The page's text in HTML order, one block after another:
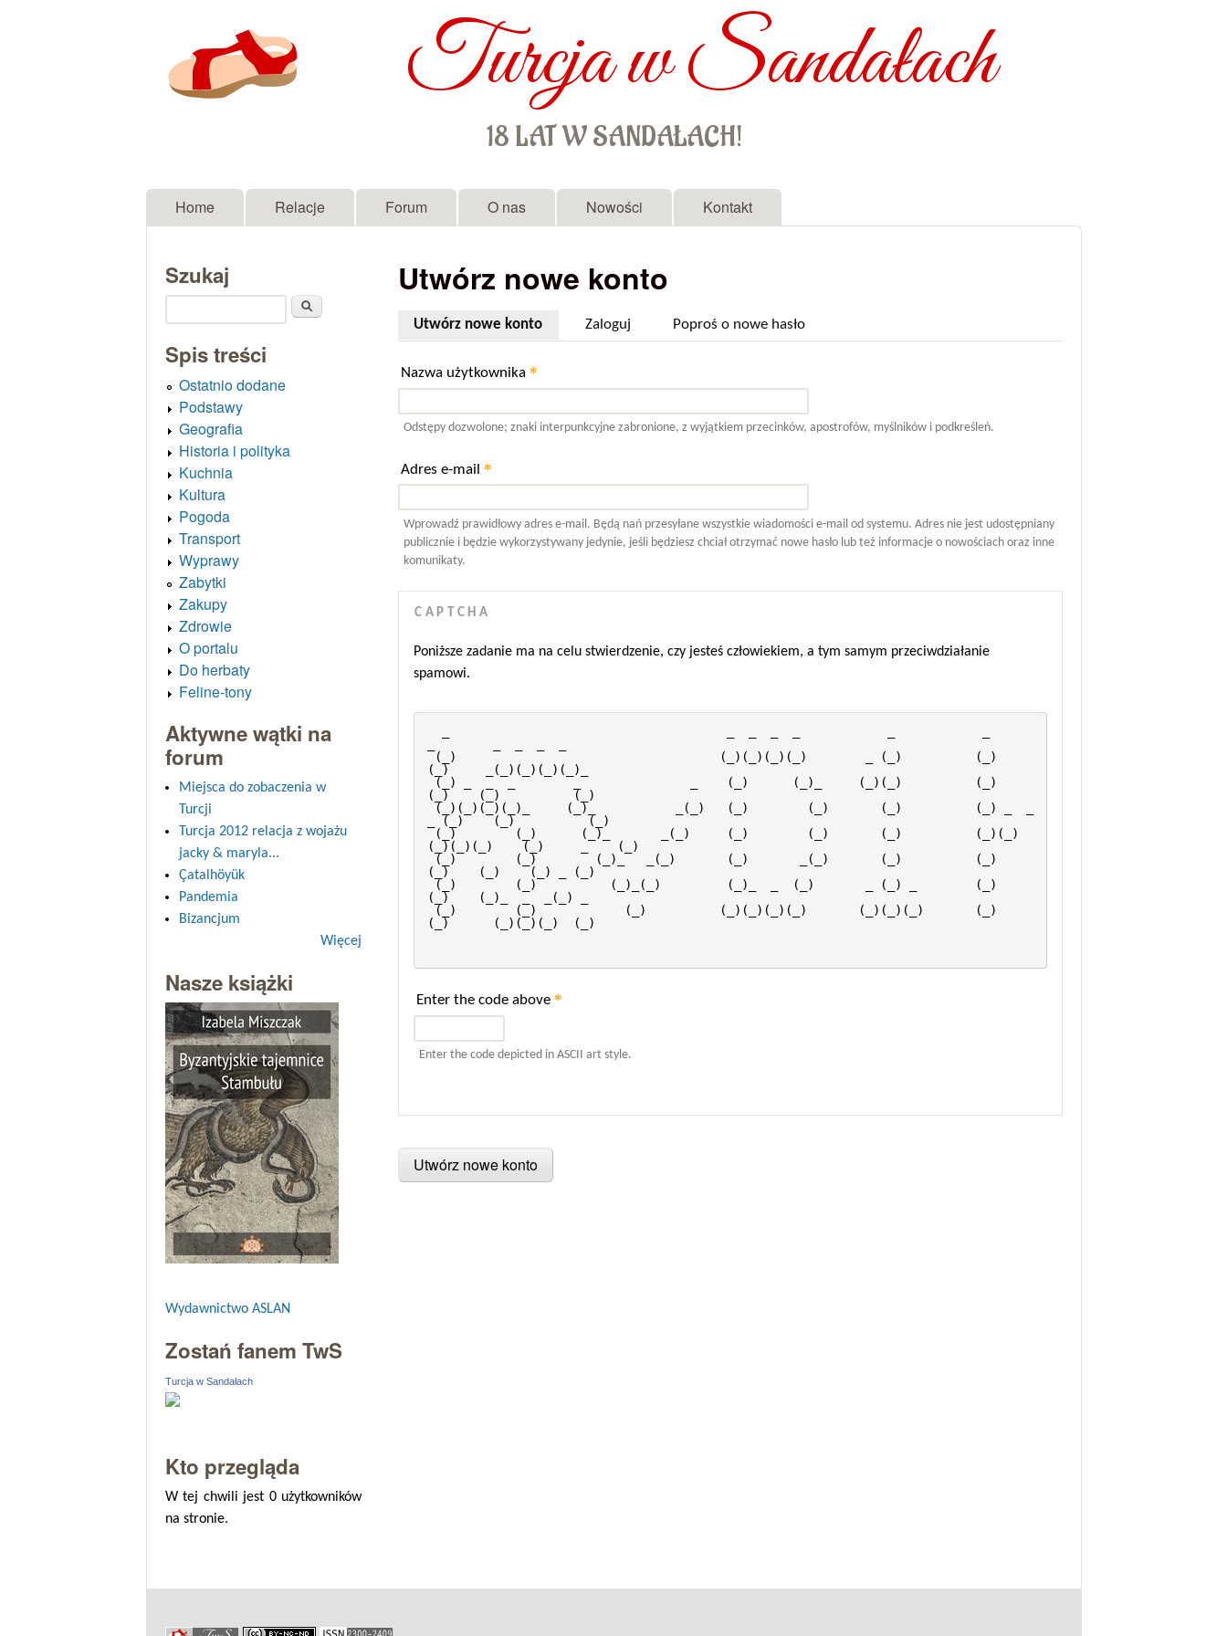
Turcja w Sandałach
18 LAT W SANDAŁACH!
Menu główne
Home Relacje Forum O nas Nowości Kontakt
Utwórz nowe konto
Utwórz nowe konto (aktywna karta)
Zaloguj Poproś o nowe hasło
Nazwa użytkownika*
Odstępy dozwolone; znaki interpunkcyjne zabronione, z wyjątkiem przecinków, apostrofów, myślników i podkreśleń.
Adres e-mail*
Wprowadź prawidłowy adres e-mail. Będą nań przesyłane wszystkie wiadomości e-mail od systemu. Adres nie jest udostępniany
publicznie i będzie wykorzystywany jedynie, jeśli będziesz chciał otrzymać nowe hasło lub też informacje o nowościach oraz inne
komunikaty.
CAPTCHA
Poniższe zadanie ma na celu stwierdzenie, czy jesteś człowiekiem, a tym samym przeciwdziałanie
spamowi.
(_)                                    (_)(_)(_)(_)        _ (_)          (_)
(_)     _(_)(_)(_)(_)_
(_) _  _  _        _               _    (_)      (_)_     (_)(_)          (_)
(_)    (_)          (_)
(_)(_)(_)(_)_     (_)_           _(_)   (_)        (_)       (_)          (_) _  _
_ (_)    (_)          (_)
(_)        (_)      (_)_       _(_)     (_)        (_)       (_)          (_)(_)
(_)(_)(_)    (_)     _    (_)
(_)        (_)        (_)_   _(_)       (_)       _(_)       (_)          (_)
(_)    (_)    (_) _ (_)
(_)        (_)          (_)_(_)         (_)_  _  (_)       _ (_) _        (_)
(_)    (_)_  _  _(_) _
(_)        (_)            (_)          (_)(_)(_)(_)       (_)(_)(_)       (_)
(_)      (_)(_)(_)  (_)
Enter the code above*
Enter the code depicted in ASCII art style.
Szukaj
Spis treści
Ostatnio dodane
Podstawy
Geografia
Historia i polityka
Kuchnia
Kultura
Pogoda
Transport
Wyprawy
Zabytki
Zakupy
Zdrowie
O portalu
Do herbaty
Feline-tony
Aktywne wątki na
forum
Miejsca do zobaczenia w
Turcji
Turcja 2012 relacja z wojażu
jacky & maryla...
Çatalhöyük
Pandemia
Bizancjum
Więcej
Nasze książki
Wydawnictwo ASLAN
Zostań fanem TwS
Turcja w Sandałach
Kto przegląda
W tej chwili jest 0 użytkowników
na stronie.